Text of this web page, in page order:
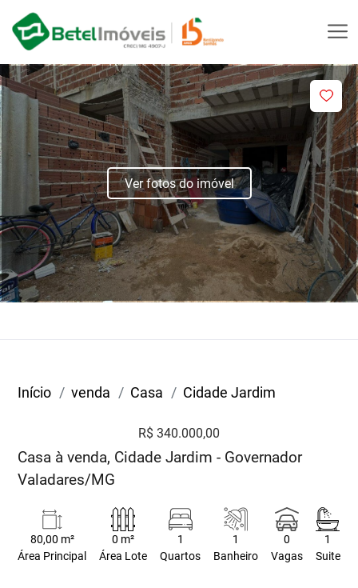
Ver fotos do imóvel
Início venda Casa Cidade Jardim
R$ 340.000,00
Casa à venda, Cidade Jardim - Governador
Valadares/MG
80,00 m²
Área Principal
0 m²
Área Lote
1
Quartos
1
Banheiro
0
Vagas
1
Suite